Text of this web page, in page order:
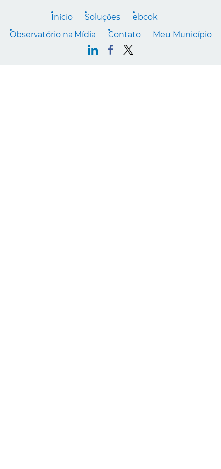
Início Soluções
ebook
Observatório na Mídia
Contato Meu Município